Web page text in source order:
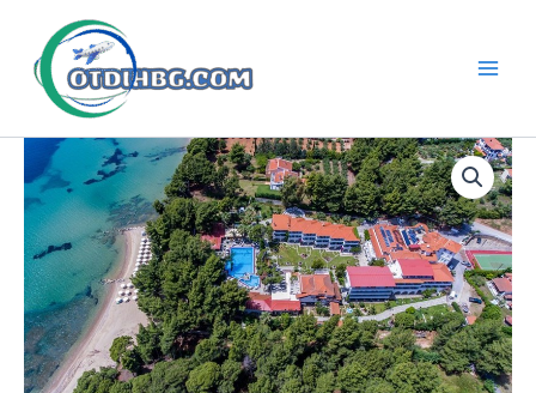
content